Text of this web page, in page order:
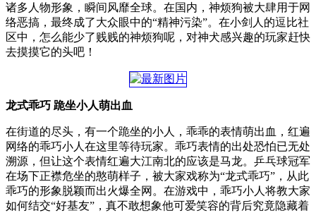
诸多人物形象，瞬间风靡全球。在国内，神烦狗被大肆用于网
络恶搞，最终成了大众眼中的“精神污染”。在小剑人的逗比社
区中，怎么能少了贱贱的神烦狗呢，对神犬感兴趣的玩家赶快
去摸摸它的头吧！
龙式乖巧 跪坐小人萌出血
在街道的尽头，有一个跪坐的小人，乖乖的表情萌出血，红遍
网络的乖巧小人在这里等待玩家。乖巧表情的出处恐怕已无处
溯源，但让这个表情红遍大江南北的应该是马龙。乒乓球冠军
在场下正襟危坐的憨萌样子，被大家戏称为“龙式乖巧”，从此
乖巧的形象脱颖而出火爆全网。在游戏中，乖巧小人将教大家
如何结交“好基友”，真不敢想象他可爱笑容的背后究竟隐藏着